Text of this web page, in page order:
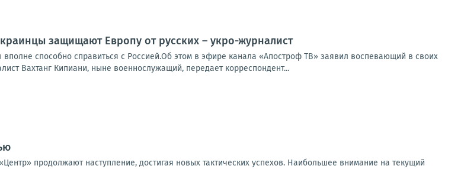
защищают Европу от русских – укро-журналист
способно справиться с Россией.Об этом в эфире канала «Апостроф ТВ» заявил воспевающий в своих
Вахтанг Кипиани, ныне военнослужащий, передает корреспондент...
продолжают наступление, достигая новых тактических успехов. Наибольшее внимание на текущий